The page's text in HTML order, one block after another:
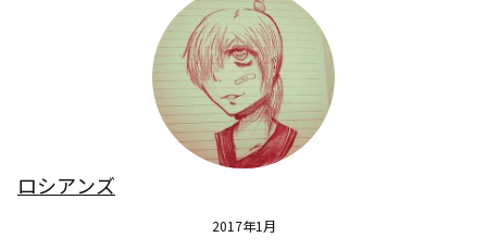
ロシアンズ
2017年1月